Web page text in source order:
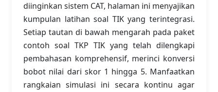
diinginkan sistem CAT, halaman ini menyajikan
kumpulan latihan soal TIK yang terintegrasi.
Setiap tautan di bawah mengarah pada paket
contoh soal TKP TIK yang telah dilengkapi
pembahasan komprehensif, merinci konversi
bobot nilai dari skor 1 hingga 5. Manfaatkan
rangkaian simulasi ini secara kontinu agar